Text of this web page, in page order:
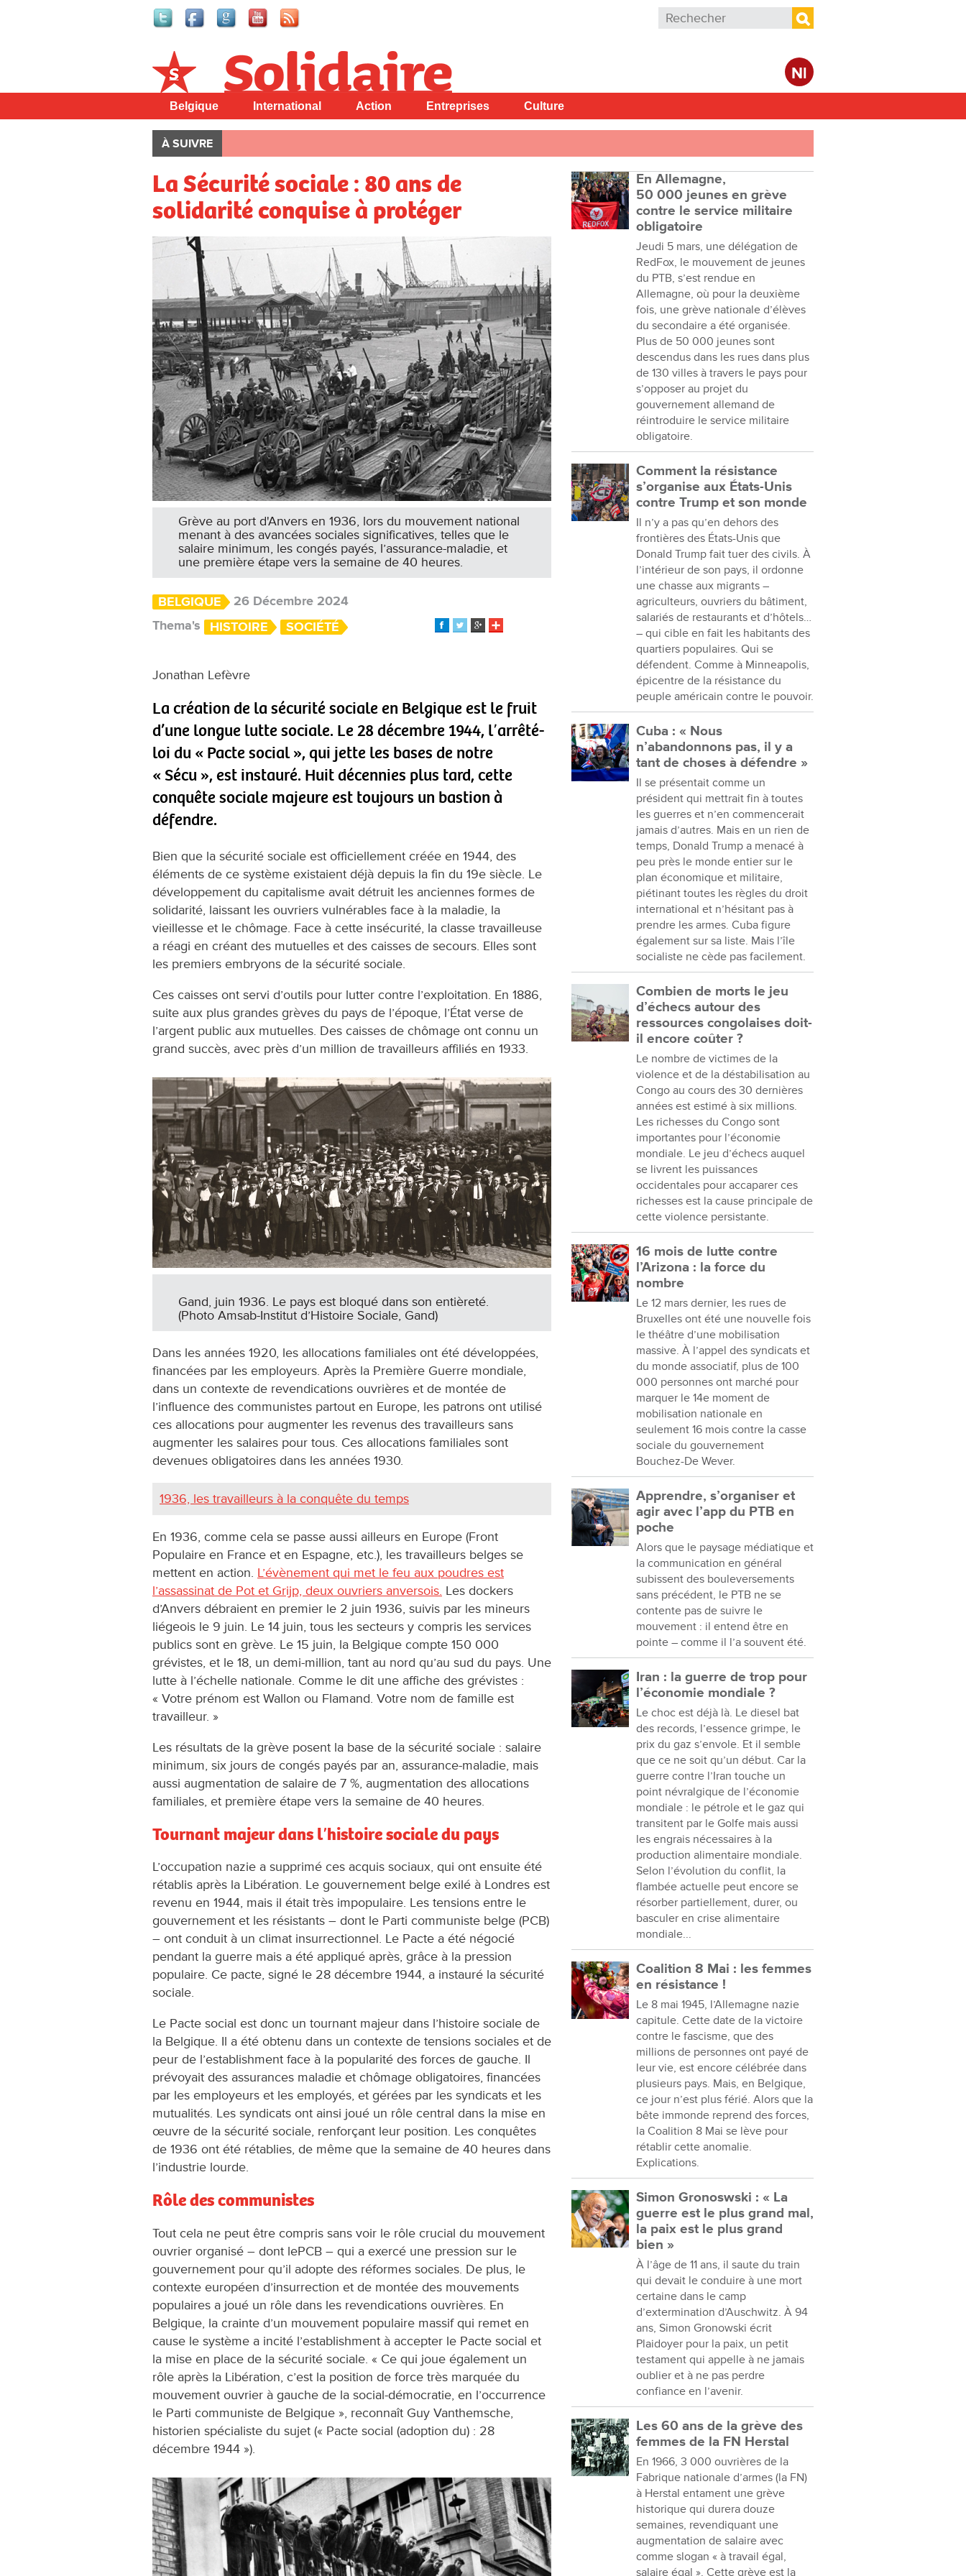
Formulaire de recherche
Rechercher
Nl
Solidaire
Belgique International Action Entreprises Culture
À SUIVRE
La Sécurité sociale : 80 ans de
solidarité conquise à protéger
Grève au port d'Anvers en 1936, lors du mouvement national
menant à des avancées sociales significatives, telles que le
salaire minimum, les congés payés, l’assurance-maladie, et
une première étape vers la semaine de 40 heures.
BELGIQUE
26 Décembre 2024
Thema's
HISTOIRE SOCIÉTÉ
Jonathan Lefèvre
La création de la sécurité sociale en Belgique est le fruit
d’une longue lutte sociale. Le 28 décembre 1944, lʼarrêté-
loi du « Pacte social », qui jette les bases de notre
« Sécu », est instauré. Huit décennies plus tard, cette
conquête sociale majeure est toujours un bastion à
défendre.
Bien que la sécurité sociale est officiellement créée en 1944, des
éléments de ce système existaient déjà depuis la fin du 19e siècle. Le
développement du capitalisme avait détruit les anciennes formes de
solidarité, laissant les ouvriers vulnérables face à la maladie, la
vieillesse et le chômage. Face à cette insécurité, la classe travailleuse
a réagi en créant des mutuelles et des caisses de secours. Elles sont
les premiers embryons de la sécurité sociale.
Ces caisses ont servi d’outils pour lutter contre l’exploitation. En 1886,
suite aux plus grandes grèves du pays de lʼépoque, lʼÉtat verse de
lʼargent public aux mutuelles. Des caisses de chômage ont connu un
grand succès, avec près d’un million de travailleurs affiliés en 1933.
Gand, juin 1936. Le pays est bloqué dans son entièreté.
(Photo Amsab-Institut d’Histoire Sociale, Gand)
Dans les années 1920, les allocations familiales ont été développées,
financées par les employeurs. Après la Première Guerre mondiale,
dans un contexte de revendications ouvrières et de montée de
lʼinfluence des communistes partout en Europe, les patrons ont utilisé
ces allocations pour augmenter les revenus des travailleurs sans
augmenter les salaires pour tous. Ces allocations familiales sont
devenues obligatoires dans les années 1930.
1936, les travailleurs à la conquête du temps
En 1936, comme cela se passe aussi ailleurs en Europe (Front
Populaire en France et en Espagne, etc.), les travailleurs belges se
mettent en action. L’évènement qui met le feu aux poudres est
l’assassinat de Pot et Grijp, deux ouvriers anversois. Les dockers
d’Anvers débraient en premier le 2 juin 1936, suivis par les mineurs
liégeois le 9 juin. Le 14 juin, tous les secteurs y compris les services
publics sont en grève. Le 15 juin, la Belgique compte 150 000
grévistes, et le 18, un demi-million, tant au nord qu’au sud du pays. Une
lutte à l’échelle nationale. Comme le dit une affiche des grévistes :
« Votre prénom est Wallon ou Flamand. Votre nom de famille est
travailleur. »
Les résultats de la grève posent la base de la sécurité sociale : salaire
minimum, six jours de congés payés par an, assurance-maladie, mais
aussi augmentation de salaire de 7 %, augmentation des allocations
familiales, et première étape vers la semaine de 40 heures.
Tournant majeur dans lʼhistoire sociale du pays
L’occupation nazie a supprimé ces acquis sociaux, qui ont ensuite été
rétablis après la Libération. Le gouvernement belge exilé à Londres est
revenu en 1944, mais il était très impopulaire. Les tensions entre le
gouvernement et les résistants – dont le Parti communiste belge (PCB)
– ont conduit à un climat insurrectionnel. Le Pacte a été négocié
pendant la guerre mais a été appliqué après, grâce à la pression
populaire. Ce pacte, signé le 28 décembre 1944, a instauré la sécurité
sociale.
Le Pacte social est donc un tournant majeur dans l’histoire sociale de
la Belgique. Il a été obtenu dans un contexte de tensions sociales et de
peur de l’establishment face à la popularité des forces de gauche. Il
prévoyait des assurances maladie et chômage obligatoires, financées
par les employeurs et les employés, et gérées par les syndicats et les
mutualités. Les syndicats ont ainsi joué un rôle central dans la mise en
œuvre de la sécurité sociale, renforçant leur position. Les conquêtes
de 1936 ont été rétablies, de même que la semaine de 40 heures dans
l’industrie lourde.
Rôle des communistes
Tout cela ne peut être compris sans voir le rôle crucial du mouvement
ouvrier organisé – dont lePCB – qui a exercé une pression sur le
gouvernement pour qu’il adopte des réformes sociales. De plus, le
contexte européen d’insurrection et de montée des mouvements
populaires a joué un rôle dans les revendications ouvrières. En
Belgique, la crainte d’un mouvement populaire massif qui remet en
cause le système a incité l’establishment à accepter le Pacte social et
la mise en place de la sécurité sociale. « Ce qui joue également un
rôle après la Libération, c’est la position de force très marquée du
mouvement ouvrier à gauche de la social-démocratie, en l’occurrence
le Parti communiste de Belgique », reconnaît Guy Vanthemsche,
historien spécialiste du sujet (« Pacte social (adoption du) : 28
décembre 1944 »).
En Allemagne,
50 000 jeunes en grève
contre le service militaire
obligatoire
Jeudi 5 mars, une délégation de
RedFox, le mouvement de jeunes
du PTB, s’est rendue en
Allemagne, où pour la deuxième
fois, une grève nationale d’élèves
du secondaire a été organisée.
Plus de 50 000 jeunes sont
descendus dans les rues dans plus
de 130 villes à travers le pays pour
s’opposer au projet du
gouvernement allemand de
réintroduire le service militaire
obligatoire.
Comment la résistance
s’organise aux États-Unis
contre Trump et son monde
Il n’y a pas qu’en dehors des
frontières des États-Unis que
Donald Trump fait tuer des civils. À
l’intérieur de son pays, il ordonne
une chasse aux migrants –
agriculteurs, ouvriers du bâtiment,
salariés de restaurants et d’hôtels…
– qui cible en fait les habitants des
quartiers populaires. Qui se
défendent. Comme à Minneapolis,
épicentre de la résistance du
peuple américain contre le pouvoir.
Cuba : « Nous
n’abandonnons pas, il y a
tant de choses à défendre »
Il se présentait comme un
président qui mettrait fin à toutes
les guerres et n’en commencerait
jamais d’autres. Mais en un rien de
temps, Donald Trump a menacé à
peu près le monde entier sur le
plan économique et militaire,
piétinant toutes les règles du droit
international et n’hésitant pas à
prendre les armes. Cuba figure
également sur sa liste. Mais l’île
socialiste ne cède pas facilement.
Combien de morts le jeu
d’échecs autour des
ressources congolaises doit-
il encore coûter ?
Le nombre de victimes de la
violence et de la déstabilisation au
Congo au cours des 30 dernières
années est estimé à six millions.
Les richesses du Congo sont
importantes pour l’économie
mondiale. Le jeu d’échecs auquel
se livrent les puissances
occidentales pour accaparer ces
richesses est la cause principale de
cette violence persistante.
16 mois de lutte contre
l’Arizona : la force du
nombre
Le 12 mars dernier, les rues de
Bruxelles ont été une nouvelle fois
le théâtre d’une mobilisation
massive. À l’appel des syndicats et
du monde associatif, plus de 100
000 personnes ont marché pour
marquer le 14e moment de
mobilisation nationale en
seulement 16 mois contre la casse
sociale du gouvernement
Bouchez-De Wever.
Apprendre, s’organiser et
agir avec l’app du PTB en
poche
Alors que le paysage médiatique et
la communication en général
subissent des bouleversements
sans précédent, le PTB ne se
contente pas de suivre le
mouvement : il entend être en
pointe – comme il l’a souvent été.
Iran : la guerre de trop pour
l’économie mondiale ?
Le choc est déjà là. Le diesel bat
des records, l’essence grimpe, le
prix du gaz s’envole. Et il semble
que ce ne soit qu’un début. Car la
guerre contre l’Iran touche un
point névralgique de l’économie
mondiale : le pétrole et le gaz qui
transitent par le Golfe mais aussi
les engrais nécessaires à la
production alimentaire mondiale.
Selon l’évolution du conflit, la
flambée actuelle peut encore se
résorber partiellement, durer, ou
basculer en crise alimentaire
mondiale...
Coalition 8 Mai : les femmes
en résistance !
Le 8 mai 1945, l’Allemagne nazie
capitule. Cette date de la victoire
contre le fascisme, que des
millions de personnes ont payé de
leur vie, est encore célébrée dans
plusieurs pays. Mais, en Belgique,
ce jour n’est plus férié. Alors que la
bête immonde reprend des forces,
la Coalition 8 Mai se lève pour
rétablir cette anomalie.
Explications.
Simon Gronoswski : « La
guerre est le plus grand mal,
la paix est le plus grand
bien »
À l’âge de 11 ans, il saute du train
qui devait le conduire à une mort
certaine dans le camp
d’extermination d’Auschwitz. À 94
ans, Simon Gronowski écrit
Plaidoyer pour la paix, un petit
testament qui appelle à ne jamais
oublier et à ne pas perdre
confiance en l’avenir.
Les 60 ans de la grève des
femmes de la FN Herstal
En 1966, 3 000 ouvrières de la
Fabrique nationale d’armes (la FN)
à Herstal entament une grève
historique qui durera douze
semaines, revendiquant une
augmentation de salaire avec
comme slogan « à travail égal,
salaire égal ». Cette grève est la